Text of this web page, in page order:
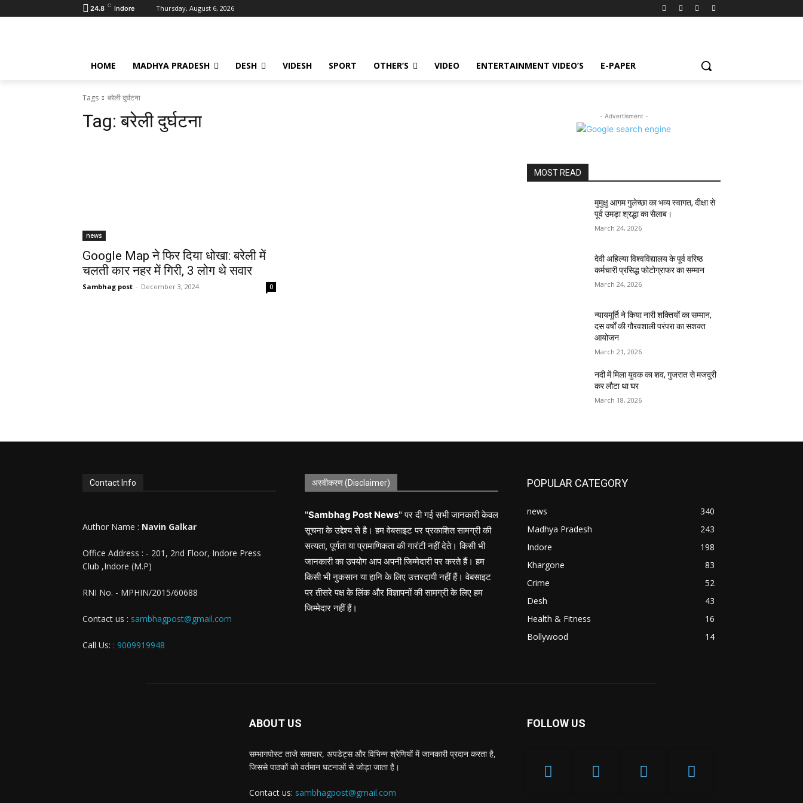
24.8 C Indore Thursday, August 6, 2026
HOME MADHYA PRADESH DESH VIDESH SPORT OTHER’S VIDEO ENTERTAINMENT VIDEO’S E-PAPER
Tags बरेली दुर्घटना
Tag:बरेली दुर्घटना
news
Google Map ने फिर दिया धोखा: बरेली में
चलती कार नहर में गिरी, 3 लोग थे सवार
Sambhag post - December 3, 2024 0
- Advertisment -
MOST READ
मुमुक्षु आगम गुलेच्छा का भव्य स्वागत, दीक्षा से
पूर्व उमड़ा श्रद्धा का सैलाब।
March 24, 2026
देवी अहिल्या विश्वविद्यालय के पूर्व वरिष्ठ
कर्मचारी प्रसिद्ध फोटोग्राफर का सम्मान
March 24, 2026
न्यायमूर्ति ने किया नारी शक्तियों का सम्मान,
दस वर्षों की गौरवशाली परंपरा का सशक्त
आयोजन
March 21, 2026
नदी में मिला युवक का शव, गुजरात से मजदूरी
कर लौटा था घर
March 18, 2026
Contact Info
Author Name : Navin Galkar
Office Address : - 201, 2nd Floor, Indore Press
Club ,Indore (M.P)
RNI No. - MPHIN/2015/60688
Contact us : sambhagpost@gmail.com
Call Us: : 9009919948
अस्वीकरण (Disclaimer)
"Sambhag Post News" पर दी गई सभी जानकारी केवल
सूचना के उद्देश्य से है। हम वेबसाइट पर प्रकाशित सामग्री की
सत्यता, पूर्णता या प्रामाणिकता की गारंटी नहीं देते। किसी भी
जानकारी का उपयोग आप अपनी जिम्मेदारी पर करते हैं। हम
किसी भी नुकसान या हानि के लिए उत्तरदायी नहीं हैं। वेबसाइट
पर तीसरे पक्ष के लिंक और विज्ञापनों की सामग्री के लिए हम
जिम्मेदार नहीं हैं।
POPULAR CATEGORY
news
340
Madhya Pradesh
243
Indore
198
Khargone
83
Crime
52
Desh
43
Health & Fitness
16
Bollywood
14
ABOUT US
सम्भागपोस्ट ताजे समाचार, अपडेट्स और विभिन्न श्रेणियों में जानकारी प्रदान करता है,
जिससे पाठकों को वर्तमान घटनाओं से जोड़ा जाता है।
Contact us: sambhagpost@gmail.com
FOLLOW US